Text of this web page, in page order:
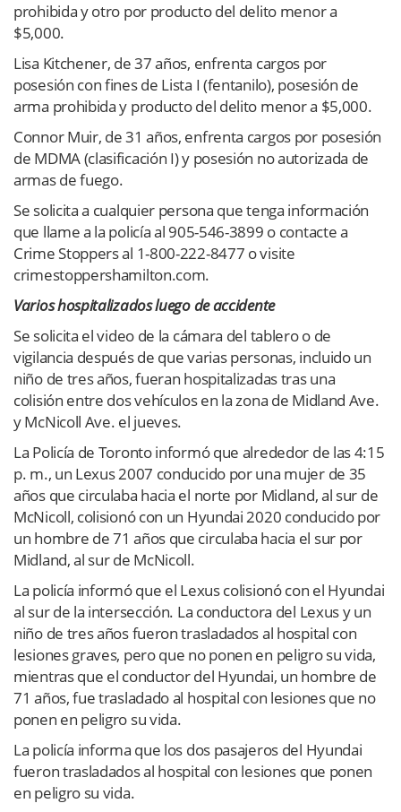
prohibida y otro por producto del delito menor a
$5,000.
Lisa Kitchener, de 37 años, enfrenta cargos por
posesión con fines de Lista I (fentanilo), posesión de
arma prohibida y producto del delito menor a $5,000.
Connor Muir, de 31 años, enfrenta cargos por posesión
de MDMA (clasificación I) y posesión no autorizada de
armas de fuego.
Se solicita a cualquier persona que tenga información
que llame a la policía al 905-546-3899 o contacte a
Crime Stoppers al 1-800-222-8477 o visite
crimestoppershamilton.com.
Varios hospitalizados luego de accidente
Se solicita el video de la cámara del tablero o de
vigilancia después de que varias personas, incluido un
niño de tres años, fueran hospitalizadas tras una
colisión entre dos vehículos en la zona de Midland Ave.
y McNicoll Ave. el jueves.
La Policía de Toronto informó que alrededor de las 4:15
p. m., un Lexus 2007 conducido por una mujer de 35
años que circulaba hacia el norte por Midland, al sur de
McNicoll, colisionó con un Hyundai 2020 conducido por
un hombre de 71 años que circulaba hacia el sur por
Midland, al sur de McNicoll.
La policía informó que el Lexus colisionó con el Hyundai
al sur de la intersección. La conductora del Lexus y un
niño de tres años fueron trasladados al hospital con
lesiones graves, pero que no ponen en peligro su vida,
mientras que el conductor del Hyundai, un hombre de
71 años, fue trasladado al hospital con lesiones que no
ponen en peligro su vida.
La policía informa que los dos pasajeros del Hyundai
fueron trasladados al hospital con lesiones que ponen
en peligro su vida.